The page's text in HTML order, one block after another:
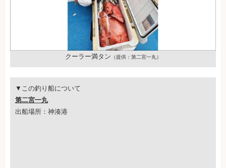
クーラー満タン （提供：第二宮一丸）
▼この釣り船について
第二宮一丸
出船場所：神湊港